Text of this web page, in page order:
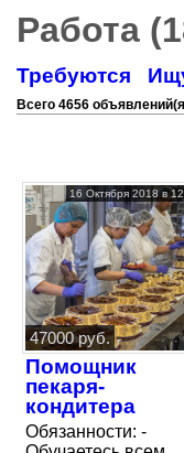
Работа
Требуются
Всего 4656
16 Октября 2018 в
47000 руб.
Помощник
пекаря-
кондитера
Обязанности: -